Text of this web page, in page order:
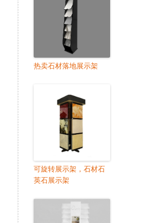
热卖石材落地展示架
可旋转展示架，石材石
英石展示架